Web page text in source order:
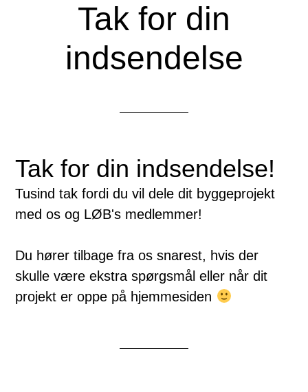
Tak for din
indsendelse
Tak for din indsendelse!
Tusind tak fordi du vil dele dit byggeprojekt
med os og LØB's medlemmer!
Du hører tilbage fra os snarest, hvis der
skulle være ekstra spørgsmål eller når dit
projekt er oppe på hjemmesiden